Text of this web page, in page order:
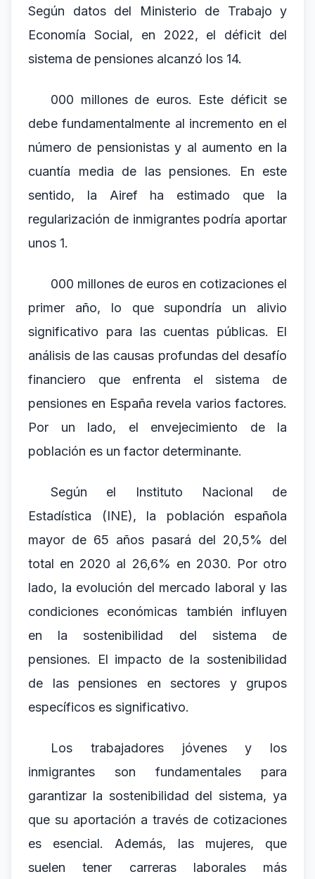
Según datos del Ministerio de Trabajo y
Economía Social, en 2022, el déficit del
sistema de pensiones alcanzó los 14.
000 millones de euros. Este déficit se
debe fundamentalmente al incremento en el
número de pensionistas y al aumento en la
cuantía media de las pensiones. En este
sentido, la Airef ha estimado que la
regularización de inmigrantes podría aportar
unos 1.
000 millones de euros en cotizaciones el
primer año, lo que supondría un alivio
significativo para las cuentas públicas. El
análisis de las causas profundas del desafío
financiero que enfrenta el sistema de
pensiones en España revela varios factores.
Por un lado, el envejecimiento de la
población es un factor determinante.
Según el Instituto Nacional de
Estadística (INE), la población española
mayor de 65 años pasará del 20,5% del
total en 2020 al 26,6% en 2030. Por otro
lado, la evolución del mercado laboral y las
condiciones económicas también influyen
en la sostenibilidad del sistema de
pensiones. El impacto de la sostenibilidad
de las pensiones en sectores y grupos
específicos es significativo.
Los trabajadores jóvenes y los
inmigrantes son fundamentales para
garantizar la sostenibilidad del sistema, ya
que su aportación a través de cotizaciones
es esencial. Además, las mujeres, que
suelen tener carreras laborales más